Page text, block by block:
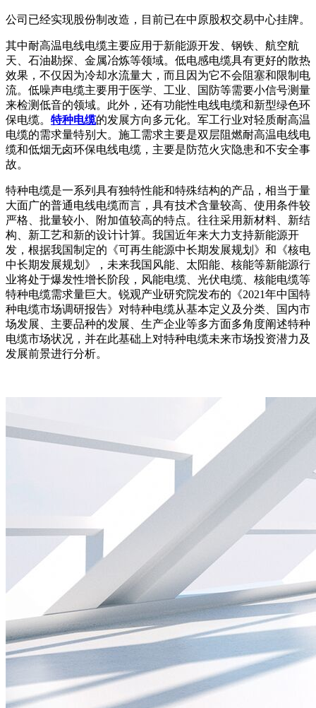
公司已经实现股份制改造，目前已在中原股权交易中心挂牌。
其中耐高温电线电缆主要应用于新能源开发、钢铁、航空航
天、石油勘探、金属冶炼等领域。低电感电缆具有更好的散热
效果，不仅因为冷却水流量大，而且因为它不会阻塞和限制电
流。低噪声电缆主要用于医学、工业、国防等需要小信号测量
来检测低音的领域。此外，还有功能性电线电缆和新型绿色环
保电缆。 特种电缆的发展方向多元化。军工行业对轻质耐高温
电缆的需求量特别大。施工需求主要是双层阻燃耐高温电线电
缆和低烟无卤环保电线电缆，主要是防范火灾隐患和不安全事
故。
特种电缆是一系列具有独特性能和特殊结构的产品，相当于量
大面广的普通电线电缆而言，具有技术含量较高、使用条件较
严格、批量较小、附加值较高的特点。往往采用新材料、新结
构、新工艺和新的设计计算。我国近年来大力支持新能源开
发，根据我国制定的《可再生能源中长期发展规划》和《核电
中长期发展规划》，未来我国风能、太阳能、核能等新能源行
业将处于爆发性增长阶段，风能电缆、光伏电缆、核能电缆等
特种电缆需求量巨大。锐观产业研究院发布的《2021年中国特
种电缆市场调研报告》对特种电缆从基本定义及分类、国内市
场发展、主要品种的发展、生产企业等多方面多角度阐述特种
电缆市场状况，并在此基础上对特种电缆未来市场投资潜力及
发展前景进行分析。